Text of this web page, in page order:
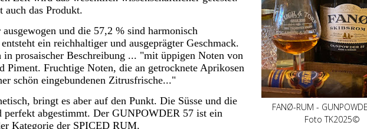
FANØ-RUM -
Foto TK2025©
das Produkt.
und die 57,2 % sind harmonisch
ein reichhaltiger und ausgeprägter Geschmack.
in prosaischer Beschreibung ... "mit üppigen Noten von
Piment. Fruchtige Noten, die an getrocknete Aprikosen
schön eingebundenen Zitrusfrische..."
bringt es aber auf den Punkt. Die Süsse und die
perfekt abgestimmt. Der GUNPOWDER 57 ist ein
Kategorie der SPICED RUM.